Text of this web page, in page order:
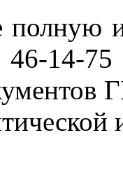
полную
14-